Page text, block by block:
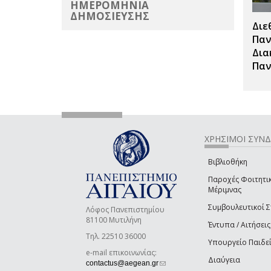
ΗΜΕΡΟΜΗΝΙΑ
ΔΗΜΟΣΙΕΥΣΗΣ
Λόφος Πανεπιστημίου
81100 Μυτιλήνη
Τηλ. 22510 36000
e-mail επικοινωνίας:
contactus@aegean.gr(link sends e-mail)
ΧΡΗΣΙΜΟΙ
Βιβλιοθήκη
Παροχές
Μέριμνας
Συμβουλευτικοί
Έντυπα / Αιτήσεις
Υπουργείο
Διαύγεια